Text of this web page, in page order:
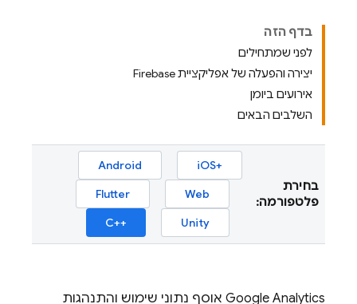
בדף הזה
לפני שמתחילים
יצירה והפעלה של אפליקציית Firebase
אירועים ביומן
השלבים הבאים
בחירת
פלטפורמה:
iOS+‎
Android
Web
Flutter
Unity
C++‎
Google Analytics אוסף נתוני שימוש והתנהגות